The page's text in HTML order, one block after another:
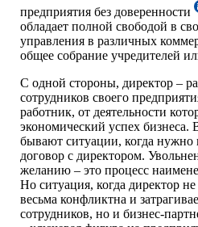
предприятия без доверенности
обладает полной свободой в
управления в различных
общее собрание учредителей
С одной стороны, директор –
сотрудников своего
работник, от деятельности
экономический успех бизнеса.
бывают ситуации, когда нужно
договор с директором.
желанию – это процесс
Но ситуация, когда директор не
весьма конфликтна и
сотрудников, но и бизнес-